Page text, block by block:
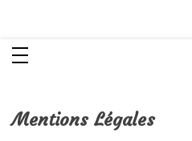
Mentions Légales